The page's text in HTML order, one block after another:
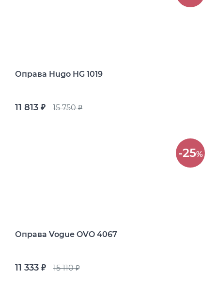
Оправа Hugo HG 1019
11 813 руб. 15 750руб.
-25%
Оправа Vogue OVO 4067
11 333 руб. 15 110руб.